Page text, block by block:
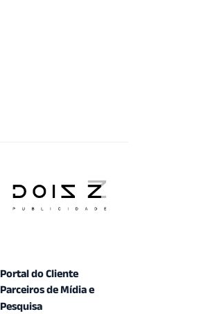
Portal do Cliente
Parceiros de Mídia e
Pesquisa